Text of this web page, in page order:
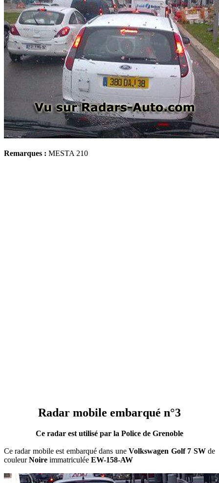
Remarques : MESTA 210
Radar mobile embarqué n°3
Ce radar est utilisé par la Police de Grenoble
Ce radar mobile est embarqué dans uneVolkswagen Golf 7 SWde
couleurNoire immatriculée EW-158-AW